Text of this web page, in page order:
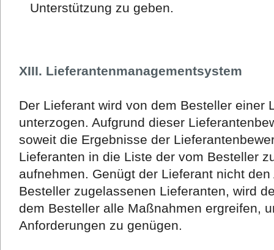
Unterstützung zu geben.
XIII. Lieferantenmanagementsystem
Der Lieferant wird von dem Besteller einer
unterzogen. Aufgrund dieser
soweit die Ergebnisse der
Lieferanten in die Liste der vom Besteller
aufnehmen. Genügt der Lieferant nicht
Besteller zugelassenen Lieferanten, wird
dem Besteller alle Maßnahmen ergreifen,
Anforderungen zu genügen.